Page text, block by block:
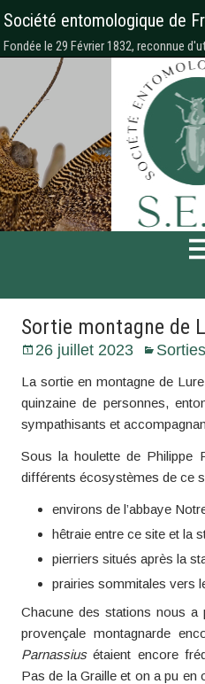
Société entomologique de
Fondée le 29 Février 1832, reconnue
Sortie montagne de
26 juillet 2023 Sorties
La sortie en montagne de
quinzaine de personnes,
sympathisants et
Sous la houlette de Philippe
différents écosystèmes de ce
environs de l’abbaye
hêtraie entre ce site et la
pierriers situés après la
prairies sommitales vers
Chacune des stations nous a
provençale montagnarde
Parnassiusétaient encore
Pas de la Graille et on a pu en